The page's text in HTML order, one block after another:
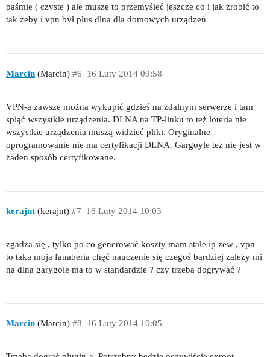
paśmie ( czyste ) ale muszę to przemyśleć jeszcze co i jak zrobić to
tak żeby i vpn był plus dlna dla domowych urządzeń
Marcin (Marcin) 16 Luty 2014 09:58
#6
VPN-a zawsze można wykupić gdzieś na zdalnym serwerze i tam
spiąć wszystkie urządzenia. DLNA na TP-linku to też loteria nie
wszystkie urządzenia muszą widzieć pliki. Oryginalne
oprogramowanie nie ma certyfikacji DLNA. Gargoyle też nie jest w
żaden sposób certyfikowane.
kerajnt (kerajnt) 16 Luty 2014 10:03
#7
zgadza się , tylko po co generować koszty mam stałe ip zew , vpn
to taka moja fanaberia chęć nauczenie się czegoś bardziej zależy mi
na dlna garygole ma to w standardzie ? czy trzeba dogrywać ?
Marcin (Marcin) 16 Luty 2014 10:05
#8